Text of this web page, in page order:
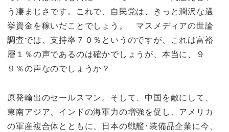
う凄まじさです。これで、自民党は、きっと潤沢な選
挙資金を稼いだことでしょう。 マスメディアの世論
調査では、支持率７０％というのですが、これは富裕
層１％の声であるのは確かでしょうが、本当に、９
９％の声なのでしょうか？
原発輸出のセールスマン。そして、中国を敵にして、
東南アジア、インドの海軍力の増強を促し、アメリカ
の軍産複合体とともに、日本の戦艦･装備品企業に今、